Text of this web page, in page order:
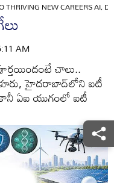
THRIVING NEW CAREERS AI,
AM
చాలు..
హైదరాబాద్‌లోని ఐటీ
ఏఐ యుగంలో ఐటీ